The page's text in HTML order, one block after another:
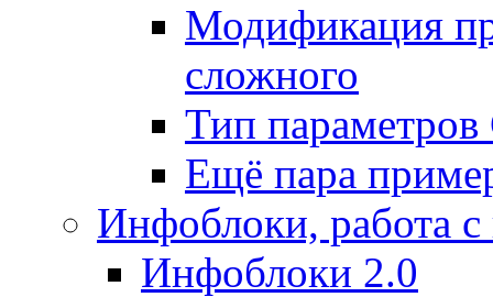
Модификация
сложного
Тип
Ещё пара
Инфоблоки, работа
Инфоблоки 2.0